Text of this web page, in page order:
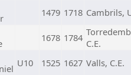
1479 1718 Cambrils,
1678 1784 C.E.
U10 1525 1627 Valls, C.E.